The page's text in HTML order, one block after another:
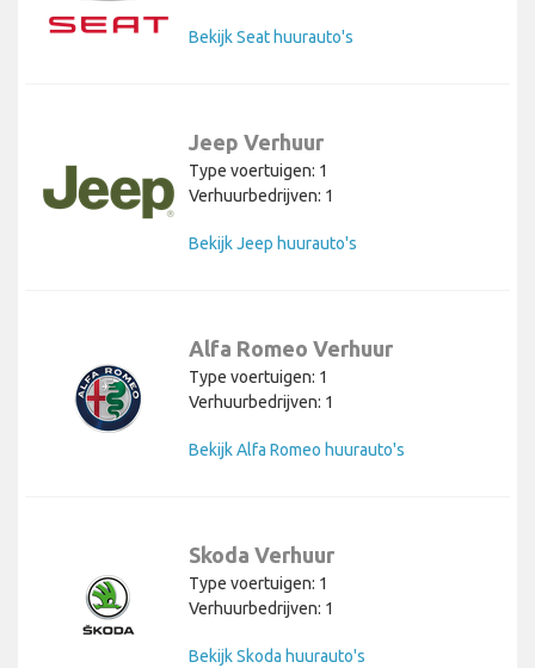
Bekijk Seat huurauto's
Jeep Verhuur
Type voertuigen: 1
Verhuurbedrijven: 1
Bekijk Jeep huurauto's
Alfa Romeo Verhuur
Type voertuigen: 1
Verhuurbedrijven: 1
Bekijk Alfa Romeo huurauto's
Skoda Verhuur
Type voertuigen: 1
Verhuurbedrijven: 1
Bekijk Skoda huurauto's